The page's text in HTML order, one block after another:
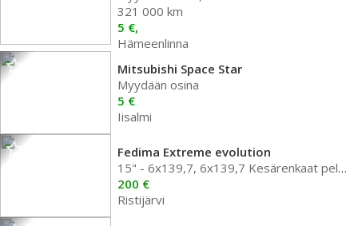
321 000 km
5 €,
Hämeenlinna
Mitsubishi Space Star
Myydään osina
5 €
Iisalmi
Fedima Extreme evolution
15" - 6x139,7, 6x139,7 Kesärenkaat peltivanteella
200 €
Ristijärvi